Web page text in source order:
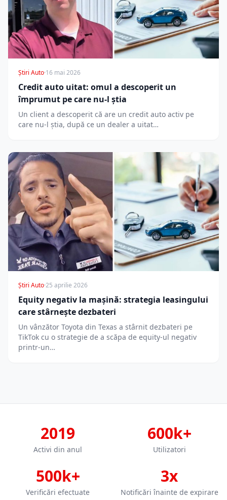
Știri Auto·16 mai 2026
Credit auto uitat: omul a descoperit un
împrumut pe care nu-l știa
Un client a descoperit că are un credit auto activ pe
care nu-l știa, după ce un dealer a uitat…
Știri Auto·25 aprilie 2026
Equity negativ la mașină: strategia leasingului
care stârnește dezbateri
Un vânzător Toyota din Texas a stârnit dezbateri pe
TikTok cu o strategie de a scăpa de equity-ul negativ
printr-un…
2019
Activi din anul
600k+
Utilizatori
500k+
Verificări efectuate
3x
Notificări înainte de expirare